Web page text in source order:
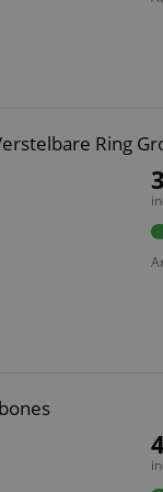
Ring
across page
are used by the
so users can
used to facilitate